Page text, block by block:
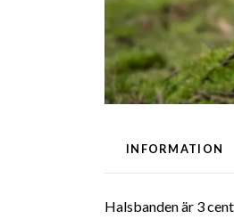
INFORMATION
Halsbanden är 3